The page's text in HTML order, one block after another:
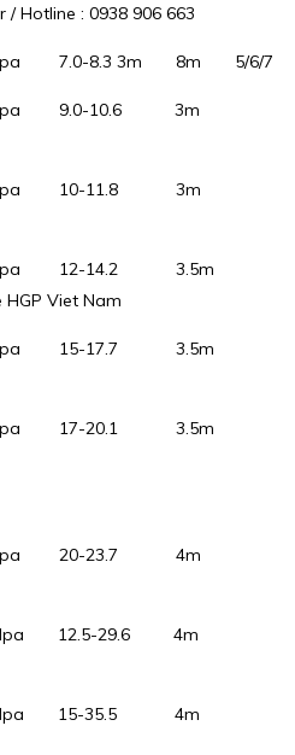
Hotline : 0938 906 663
7.0-8.3 3m 8m 5/6/7
9.0-10.6 3m
10-11.8 3m
12-14.2 3.5m
Viet Nam
15-17.7 3.5m
17-20.1 3.5m
20-23.7 4m
12.5-29.6 4m
15-35.5 4m